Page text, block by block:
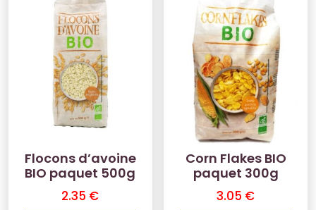
Flocons d’avoine
BIO paquet 500g
2.35 €
Corn Flakes BIO
paquet 300g
3.05 €